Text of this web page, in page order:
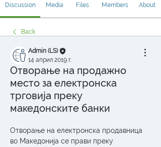
Discussion Media Files Members About
Back
Admin (LS)
14 април 2019 г.
Отворање на продажно
место за електронска
трговија преку
македонските банки
Отворање на електронска продавница
во Македонија се прави преку